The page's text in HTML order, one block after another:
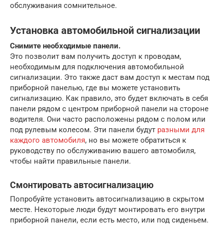
обслуживания сомнительное.
Установка автомобильной сигнализации
Снимите необходимые панели.
Это позволит вам получить доступ к проводам,
необходимым для подключения автомобильной
сигнализации. Это также даст вам доступ к местам под
приборной панелью, где вы можете установить
сигнализацию. Как правило, это будет включать в себя
панели рядом с центром приборной панели на стороне
водителя. Они часто расположены рядом с полом или
под рулевым колесом. Эти панели будут разными для
каждого автомобиля, но вы можете обратиться к
руководству по обслуживанию вашего автомобиля,
чтобы найти правильные панели.
Смонтировать автосигнализацию
Попробуйте установить автосигнализацию в скрытом
месте. Некоторые люди будут монтировать его внутри
приборной панели, если есть место, или под сиденьем.